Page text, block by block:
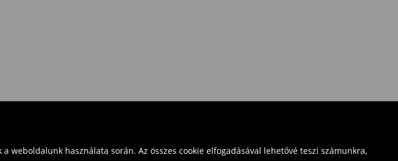
használata során. Az összes cookie elfogadásával lehetővé teszi számunkra,